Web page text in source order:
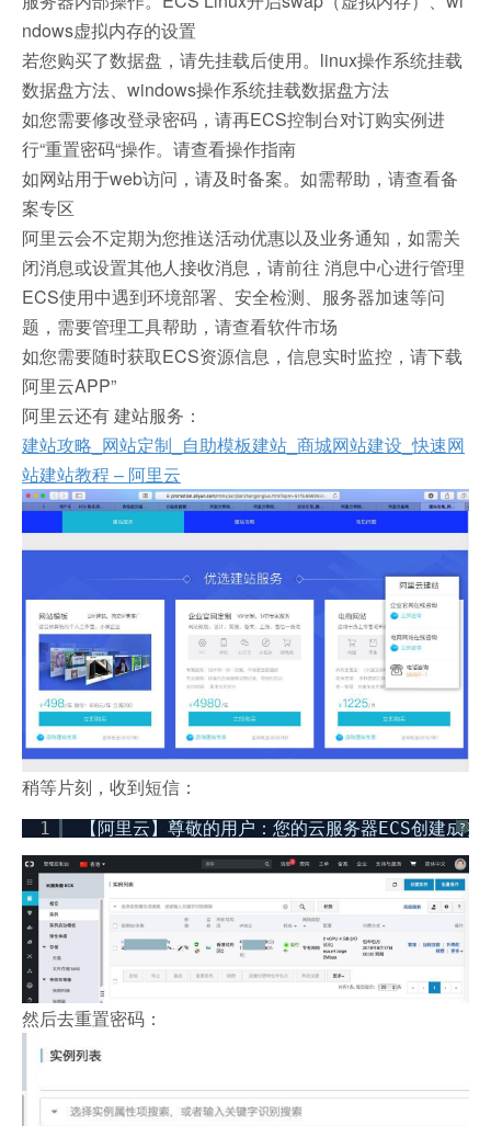
ndows虚拟内存的设置
若您购买了数据盘，请先挂载后使用。linux操作系统挂载
数据盘方法、windows操作系统挂载数据盘方法
如您需要修改登录密码，请再ECS控制台对订购实例进
行“重置密码“操作。请查看操作指南
如网站用于web访问，请及时备案。如需帮助，请查看备
案专区
阿里云会不定期为您推送活动优惠以及业务通知，如需关
闭消息或设置其他人接收消息，请前往 消息中心进行管理
ECS使用中遇到环境部署、安全检测、服务器加速等问
题，需要管理工具帮助，请查看软件市场
如您需要随时获取ECS资源信息，信息实时监控，请下载
阿里云APP”
阿里云还有 建站服务：
建站攻略_网站定制_自助模板建站_商城网站建设_快速网
站建站教程 – 阿里云
稍等片刻，收到短信：
?
1 【阿里云】尊敬的用户：您的云服务器ECS创建
然后去重置密码：